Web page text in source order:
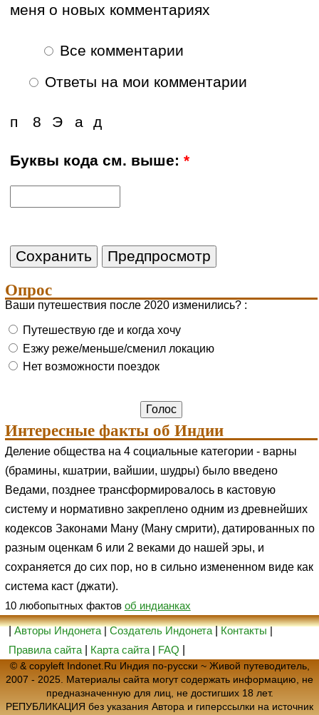
меня о новых комментариях
Все комментарии
Ответы на мои комментарии
8 Э а д
п
Буквы кода см. выше:*
Опрос
Ваши путешествия после 2020 изменились? :
Путешествую где и когда хочу
Езжу реже/меньше/сменил локацию
Нет возможности поездок
Интересные факты об Индии
Деление общества на 4 социальные категории - варны
(брамины, кшатрии, вайшии, шудры) было введено
Ведами, позднее трансформировалось в кастовую
систему и нормативно закреплено одним из древнейших
кодексов Законами Ману (Ману смрити), датированных по
разным оценкам 6 или 2 веками до нашей эры, и
сохраняется до сих пор, но в сильно измененном виде как
система каст (джати).
10 любопытных фактов об индианках
|Авторы Индонета|Создатель Индонета|Контакты|
Правила сайта
Карта сайта | FAQ
© & copyleft Indonet.Ru Индия по-русски ~ Живой путеводитель,
2007 - 2025. Материалы сайта могут содержать информацию, не
предназначенную для лиц, не достигших 18 лет.
РЕПУБЛИКАЦИЯ без указания Автора и гиперссылки на источник